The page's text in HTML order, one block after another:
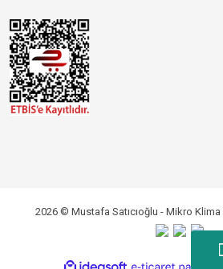
2026 © Mustafa Satıcıoğlu - Mikro Klima